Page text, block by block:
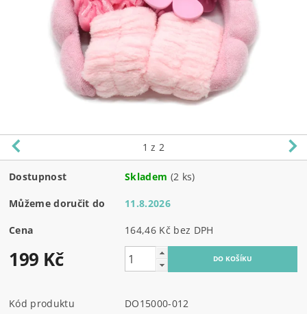
1 z 2
Dostupnost Skladem (2 ks)
Můžeme doručit do 11.8.2026
Cena 164,46 Kč bez DPH
199 Kč
Kód produktu
DO15000-012